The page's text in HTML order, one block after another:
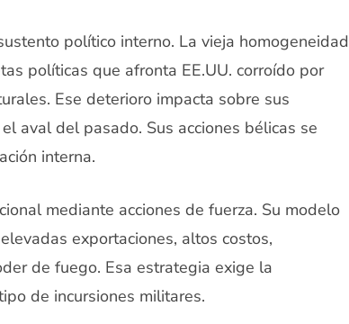
político interno. La vieja homogeneidad
políticas que afronta EE.UU. corroído por
Ese deterioro impacta sobre sus
aval del pasado. Sus acciones bélicas se
interna.
mediante acciones de fuerza. Su modelo
exportaciones, altos costos,
de fuego. Esa estrategia exige la
de incursiones militares.